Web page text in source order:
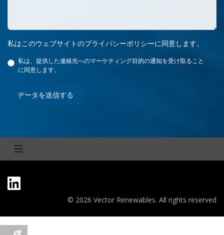
私はこのウェブサイトのプライバシーポリシーに同意します。
私は、提供した連絡先へのマーケティング目的の通知を受け取ること
に同意します。
データを送信する
© 2026 Vector Renewables. All rights reserved